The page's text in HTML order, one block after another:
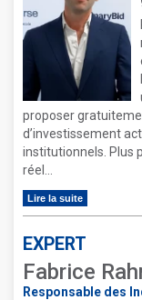
proposer
d’investissement
institutionnels. Plus
réel...
Lire la suite
EXPERT
Fabrice
Responsable des